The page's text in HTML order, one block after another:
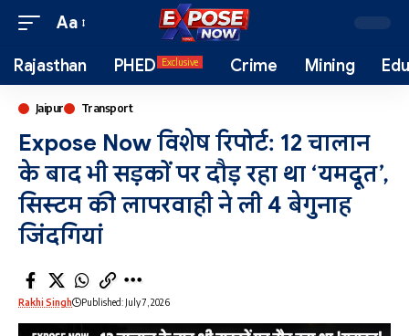
Aa
Rajasthan PHED Exclusive Crime Mining
Jaipur Transport
Expose Now विशेष रिपोर्ट: 12 चालान
के बाद भी सड़कों पर दौड़ रहा था ‘यमदूत’,
सिस्टम की लापरवाही ने ली 4 बेगुनाह
जिंदगियां
Rakhi Singh Published: July 7, 2026